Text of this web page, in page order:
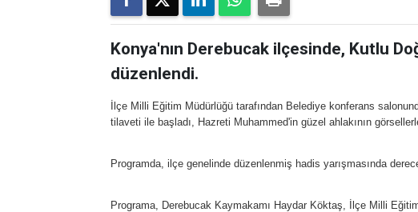
Konya'nın Derebucak ilçesinde, Kutlu
düzenlendi.
İlçe Milli Eğitim Müdürlüğü tarafından Belediye konferans
tilaveti ile başladı, Hazreti Muhammed'in güzel ahlakının
Programda, ilçe genelinde düzenlenmiş hadis yarışmasında
Programa, Derebucak Kaymakamı Haydar Köktaş, İlçe Milli